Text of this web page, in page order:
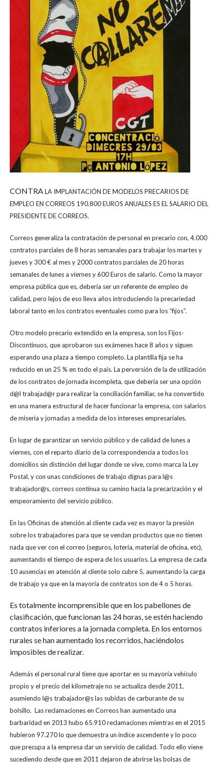
CONTRALA IMPLANTACIÓN DE MODELOS PRECARIOS DE
EMPLEO EN CORREOS 190.800 EUROS ANUALES ES EL SALARIO DEL
PRESIDENTE DE CORREOS.
Correos generaliza la contratación de personal en precario con, 4.000
contratos parciales de 8 horas semanales para trabajar los martes y
jueves y 300 € al mes y 2000 contratos parciales de 20 horas
semanales de lunes a viernes y 600 Euros de salario. Como la mayor
empresa pública que es, debería ser un referente de empleo de
calidad, pero lejos de eso lleva años introduciendo la precariedad
laboral tanto en los contratos eventuales como para los “fijos”.
Otro modelo precario extendido en la empresa, son los Fijos-
Discontinuos, que aprobaron sus exámenes hace 8 años y siguen
esperando una plaza a tiempo completo. La plantilla fija se ha
reducido en un 25 % en todo el país. La perversión de la de utilización
de los contratos de jornada incompleta, que debería ser una opción
d@l trabajad@r para realizar la conciliación familiar, se ha convertido
en una manera estructural de hacer funcionar la empresa, con salarios
de miseria y jornadas a medida de los intereses empresariales.
En lugar de garantizar un servicio público y de calidad de lunes a
viernes, con el reparto diario de la correspondencia a todos los
domicilios sin distinción del lugar donde se vive, como marca la Ley
Postal, y con unas condiciones de trabajo dignas para l@s
trabajador@s, correos continua su camino hacia la precarización y el
empeoramiento del servicio público.
En las Oficinas de atención al cliente cada vez es mayor la presión
sobre los trabajadores para que se vendan productos que no tienen
nada que ver con el correo (seguros, lotería, material de oficina, etc),
aumentando el tiempo de espera de los usuarios. La empresa de cada
10 ausencias en atención al cliente solo cubre 5, aumentando la carga
de trabajo ya que en la mayoría de contratos son de 4 o 5 horas.
Es totalmente incomprensible que en los pabellones de
clasificación, que funcionan las 24 horas, se estén haciendo
contratos inferiores a la jornada completa. En los entornos
rurales se han aumentado los recorridos, haciéndolos
imposibles de realizar.
Además el personal rural tiene que aportar en su mayoría vehículo
propio y el precio del kilometraje no se actualiza desde 2011,
asumiendo l@s trabajador@s las subidas de carburante de su
bolsillo. Las reclamaciones en Correos han aumentado una
barbaridad en 2013 hubo 65.910 reclamaciones mientras en el 2015
hubieron 97.270 lo que demuestra un índice ascendente y lo poco
que precupa a la empresa dar un servicio de calidad. Todo ello viene
sucediendo desde que en 2011 dejaron de abrirse las bolsas de